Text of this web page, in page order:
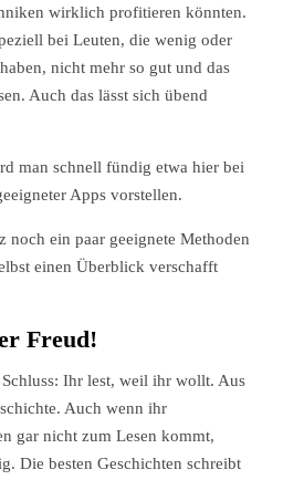
wirklich profitieren könnten.
bei Leuten, die wenig oder
nicht mehr so gut und das
Auch das lässt sich übend
man schnell fündig etwa hier bei
Apps vorstellen.
noch ein paar geeignete Methoden
einen Überblick verschafft
Freud!
Ihr lest, weil ihr wollt. Aus
Auch wenn ihr
gar nicht zum Lesen kommt,
Die besten Geschichten schreibt